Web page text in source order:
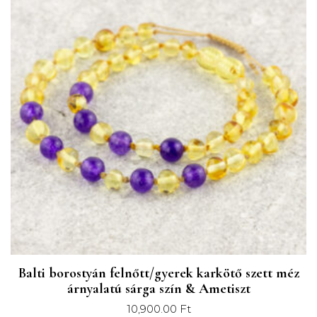
néhány Quebec-ben élő család újraélesztette, akik újra
felfedezték a mogyorófa egyedi tulajdonságait.
Honnan származik a mogyorófa?
Tizennyolc különböző mogyorófa faj létezik. A mi,
mogyorófából készült gyöngyeik mind a Corylus Cornuta
(kaliforniai mogyoró) cserjéből származnak. Nyakláncaink
100%-os tisztaságú, természetes mogyorófából készülnek,
melyet a vadonból gyűjtünk be.
Mi is a borostyán?
A balti borostyán nem egy kő, hanem gyanta, mely a
„Pinus succinifer” fenyőfától ered, melyek hatalmas erdőket
alkottak körülbelül 45-50 millió évvel ezelőtt, Európa északi
részén. Jelenleg bányászás során termelik ki vagy
Balti borostyán felnőtt/gyerek karkötő szett méz
árnyalatú sárga szín & Ametiszt
10,900.00 Ft